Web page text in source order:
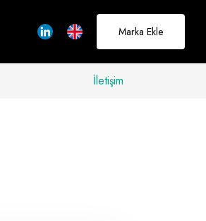
Marka Ekle
İletişim